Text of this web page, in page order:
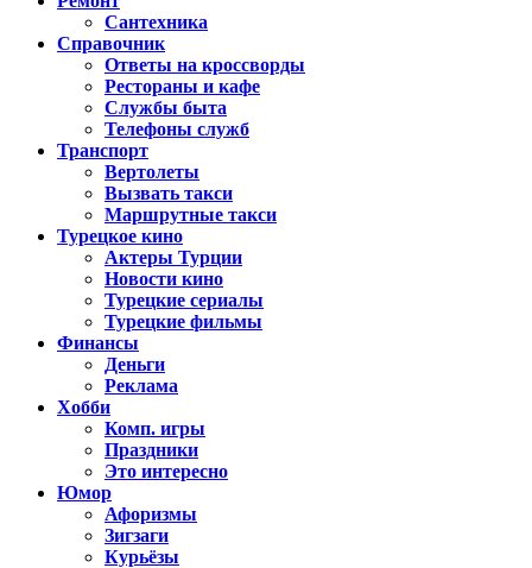
Сантехника
Справочник
Ответы на кроссворды
Рестораны и кафе
Службы быта
Телефоны служб
Транспорт
Вертолеты
Вызвать такси
Маршрутные такси
Турецкое кино
Актеры Турции
Новости кино
Турецкие сериалы
Турецкие фильмы
Финансы
Деньги
Реклама
Хобби
Комп. игры
Праздники
Это интересно
Юмор
Афоризмы
Зигзаги
Курьёзы